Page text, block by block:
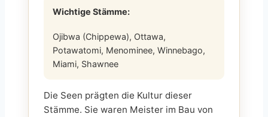
Wichtige Stämme:
Ojibwa (Chippewa), Ottawa,
Potawatomi, Menominee, Winnebago,
Miami, Shawnee
Die Seen prägten die Kultur dieser
Stämme. Sie waren Meister im Bau von